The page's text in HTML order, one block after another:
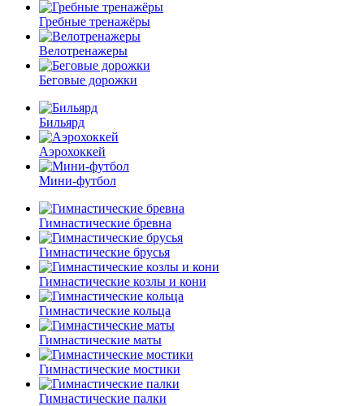
Гребные тренажёры
Велотренажеры
Беговые дорожки
Бильярд
Аэрохоккей
Мини-футбол
Гимнастические бревна
Гимнастические брусья
Гимнастические козлы и кони
Гимнастические кольца
Гимнастические маты
Гимнастические мостики
Гимнастические палки